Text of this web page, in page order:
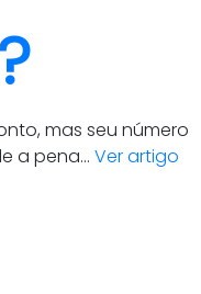
mas seu número
a pena... Ver artigo